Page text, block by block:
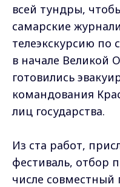
всей тундры,
самарские
телеэкскурсию по
в начале Великой
готовились
командования
лиц государства.
Из ста работ,
фестиваль, отбор
числе совместный